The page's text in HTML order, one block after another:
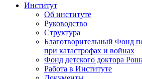
Институт
Об институте
Руководство
Структура
Благотворительный Фонд
при катастрофах и войнах
Фонд детского доктора
Работа в Институте